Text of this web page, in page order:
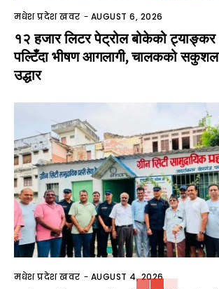
मधेश प्रदेश खवर - AUGUST 6, 2026
१२ हजार लिटर पेट्रोल बोकेको ट्याङ्कर
पल्टिँदा भीषण आगलागी, चालकको सकुशल
उद्धार
मधेश प्रदेश खवर - AUGUST 4, 2026